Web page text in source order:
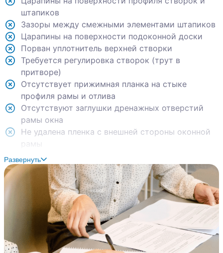
штапиков
Зазоры между смежными элементами штапиков
Царапины на поверхности подоконной доски
Порван уплотнитель верхней створки
Требуется регулировка створок (трут в
притворе)
Отсутствует прижимная планка на стыке
профиля рамы и отлива
Отсутствуют заглушки дренажных отверстий
рамы окна
Не удалена пленка с внешней стороны оконной
рамы
Отсутствуют заглушки анкерных креплений
оконной рамы в притворе
Отсутствуют заглушки анкерных креплений
оконной рамы в притворе
Сколы горизонтального импоста в притворе
рамы
Заметны крепления кожуха отопительного
прибора
Сколы краски, следы коррозии на пластинах
Развернуть